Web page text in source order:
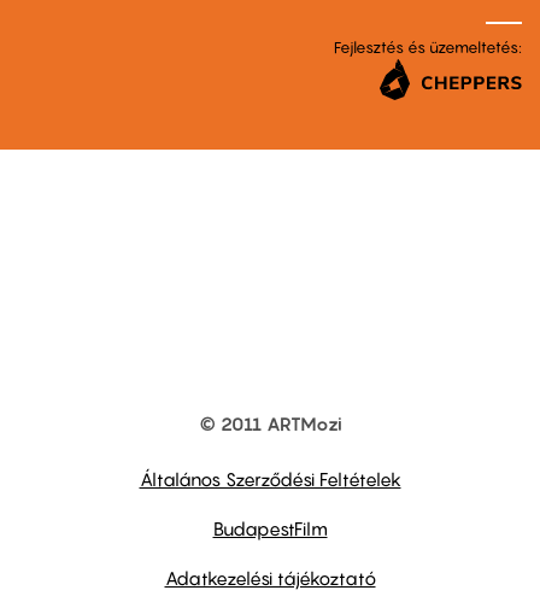
Fejlesztés és üzemeltetés:
© 2011 ARTMozi
Általános Szerződési Feltételek
BudapestFilm
Adatkezelési tájékoztató